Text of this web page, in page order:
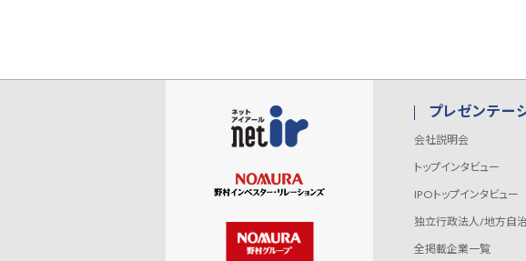
プレゼンテー
会社説明会
トップインタビュー
IPOトップインタビュー
独立行政法人/地方自
全掲載企業一覧